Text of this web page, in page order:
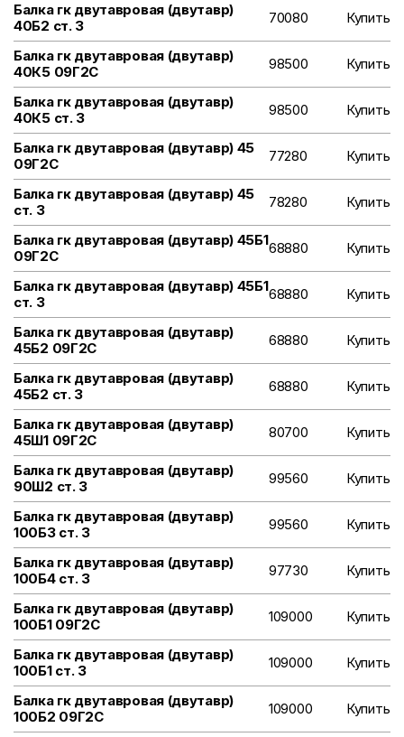
Балка гк двутавровая (двутавр)
40Б2 ст. 3
70080 Купить
Балка гк двутавровая (двутавр)
40К5 09Г2С
98500 Купить
Балка гк двутавровая (двутавр)
40К5 ст. 3
98500 Купить
Балка гк двутавровая (двутавр) 45
09Г2С
77280 Купить
Балка гк двутавровая (двутавр) 45
ст. 3
78280 Купить
Балка гк двутавровая (двутавр) 45Б1
09Г2С
68880 Купить
Балка гк двутавровая (двутавр) 45Б1
ст. 3
68880 Купить
Балка гк двутавровая (двутавр)
45Б2 09Г2С
68880 Купить
Балка гк двутавровая (двутавр)
45Б2 ст. 3
68880 Купить
Балка гк двутавровая (двутавр)
45Ш1 09Г2С
80700 Купить
Балка гк двутавровая (двутавр)
90Ш2 ст. 3
99560 Купить
Балка гк двутавровая (двутавр)
100Б3 ст. 3
99560 Купить
Балка гк двутавровая (двутавр)
100Б4 ст. 3
97730 Купить
Балка гк двутавровая (двутавр)
100Б1 09Г2С
109000 Купить
Балка гк двутавровая (двутавр)
100Б1 ст. 3
109000 Купить
Балка гк двутавровая (двутавр)
100Б2 09Г2С
109000 Купить